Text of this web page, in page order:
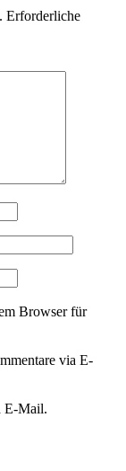
Erforderliche
Browser für
via E-
E-Mail.